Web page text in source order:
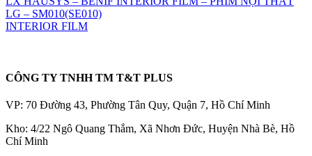
LG – SM010(SE010)
INTERIOR FILM
CÔNG TY TNHH TM T&T PLUS
VP: 70 Đường 43, Phường Tân Quy, Quận 7, Hồ Chí Minh
Kho: 4/22 Ngô Quang Thắm, Xã Nhơn Đức, Huyện Nhà Bè, Hồ
Chí Minh